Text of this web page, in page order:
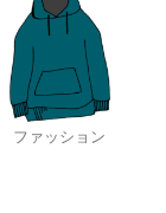
ファッション